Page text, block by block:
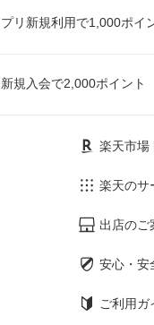
リ新規利用で1,000ポイ
規入会で2,000ポイント
楽天市場
楽天のサ
出店のご
安心・安
ご利用ガ